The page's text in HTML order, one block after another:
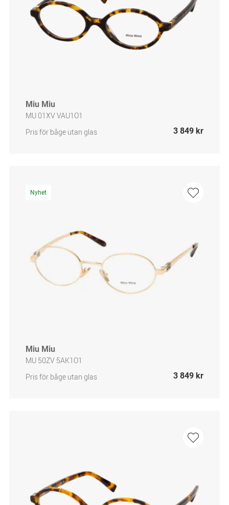
Miu Miu
MU 01XV VAU1O1
Pris för båge utan glas
3 849 kr
Nyhet
Miu Miu
MU 50ZV 5AK1O1
Pris för båge utan glas
3 849 kr